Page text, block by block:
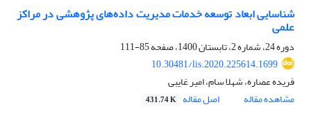
شناسایی ابعاد توسعه خدمات مدیریت داده‌های پژوهشی در مراکز
علمی
دوره 24، شماره 2، تابستان 1400، صفحه
85-111
10.30481/lis.2020.225614.1699
فریده عصاره، شهلا سام، امیر غایبی
مشاهده مقاله
اصل مقاله 431.74 K